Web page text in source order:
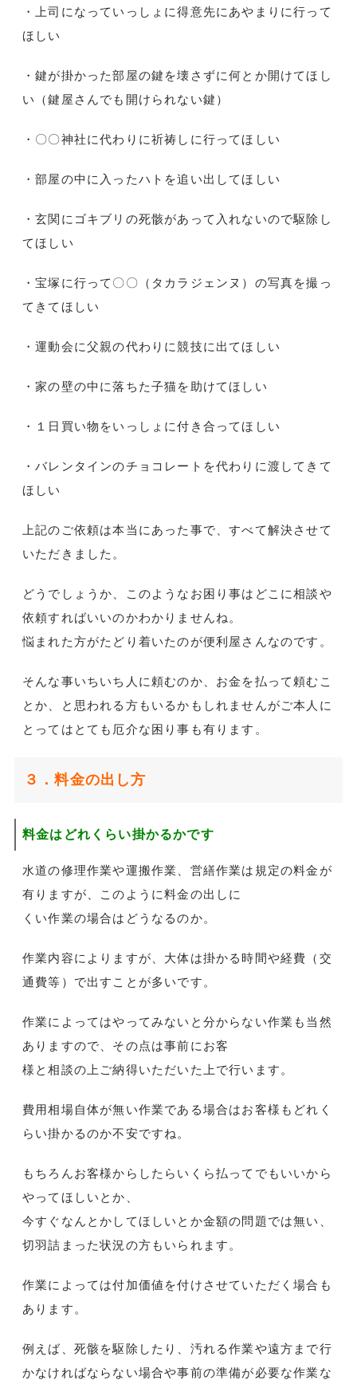
・上司になっていっしょに得意先にあやまりに行って
ほしい
・鍵が掛かった部屋の鍵を壊さずに何とか開けてほし
い（鍵屋さんでも開けられない鍵）
・〇〇神社に代わりに祈祷しに行ってほしい
・部屋の中に入ったハトを追い出してほしい
・玄関にゴキブリの死骸があって入れないので駆除し
てほしい
・宝塚に行って〇〇（タカラジェンヌ）の写真を撮っ
てきてほしい
・運動会に父親の代わりに競技に出てほしい
・家の壁の中に落ちた子猫を助けてほしい
・１日買い物をいっしょに付き合ってほしい
・バレンタインのチョコレートを代わりに渡してきて
ほしい
上記のご依頼は本当にあった事で、すべて解決させて
いただきました。
どうでしょうか、このようなお困り事はどこに相談や
依頼すればいいのかわかりませんね。
悩まれた方がたどり着いたのが便利屋さんなのです。
そんな事いちいち人に頼むのか、お金を払って頼むこ
とか、と思われる方もいるかもしれませんがご本人に
とってはとても厄介な困り事も有ります。
３．料金の出し方
料金はどれくらい掛かるかです
水道の修理作業や運搬作業、営繕作業は規定の料金が
有りますが、このように料金の出しに
くい作業の場合はどうなるのか。
作業内容によりますが、大体は掛かる時間や経費（交
通費等）で出すことが多いです。
作業によってはやってみないと分からない作業も当然
ありますので、その点は事前にお客
様と相談の上ご納得いただいた上で行います。
費用相場自体が無い作業である場合はお客様もどれく
らい掛かるのか不安ですね。
もちろんお客様からしたらいくら払ってでもいいから
やってほしいとか、
今すぐなんとかしてほしいとか金額の問題では無い、
切羽詰まった状況の方もいられます。
作業によっては付加価値を付けさせていただく場合も
あります。
例えば、死骸を駆除したり、汚れる作業や遠方まで行
かなければならない場合や事前の準備が必要な作業な